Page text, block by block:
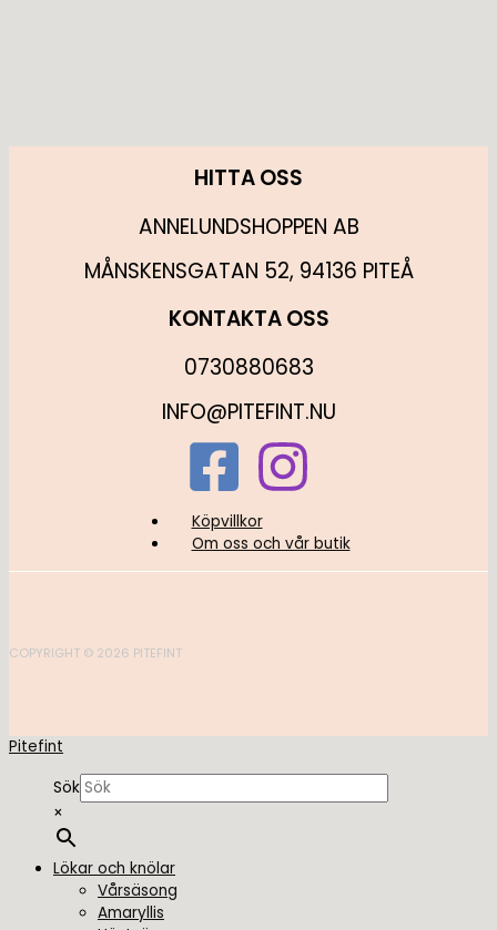
HITTA OSS
ANNELUNDSHOPPEN AB
MÅNSKENSGATAN 52, 94136 PITEÅ
KONTAKTA OSS
0730880683
INFO@PITEFINT.NU
Köpvillkor
Om oss och vår butik
COPYRIGHT © 2026 PITEFINT
Pitefint
Sök
×
Lökar och knölar
Vårsäsong
Amaryllis